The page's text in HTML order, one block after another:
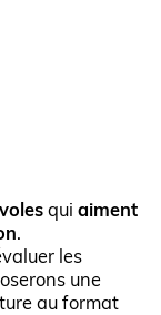
qui aiment
.
les
une
au format